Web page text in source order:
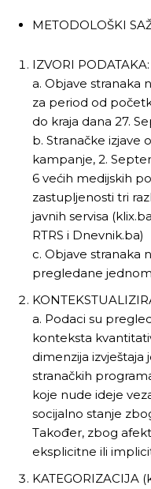
Pusti
Ovim putem želimo
odlučili da pustite
Objavi.ba
[wpuf_form
Pusti
Ovim putem želimo
odlučili da pustite
Objavi.ba
[wpuf_form
METODOLOŠKI
IZVORI PODATAKA:
a. Objave stranaka
za period od
do kraja dana 27.
b. Stranačke izjave
kampanje, 2.
6 većih medijskih
zastupljenosti tri
javnih servisa
RTRS i Dnevnik.ba)
c. Objave stranaka
pregledane
a. Podaci su
konteksta
dimenzija
stranačkih
koje nude ideje
socijalno stanje
Također, zbog
eksplicitne ili
KATEGORIZACIJA